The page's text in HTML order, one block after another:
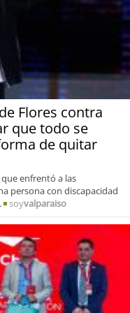
Flores contra
que todo se
de quitar
enfrentó a las
persona con discapacidad
soyvalparaiso